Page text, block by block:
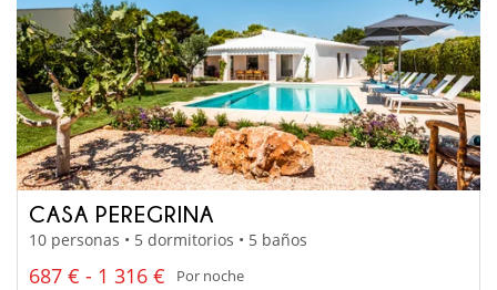
CASA PEREGRINA
10 personas • 5 dormitorios • 5 baños
687 € - 1 316 €
Por noche